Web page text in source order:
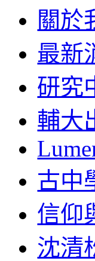
關於
最新
研究
輔大
古中
信仰
沈清